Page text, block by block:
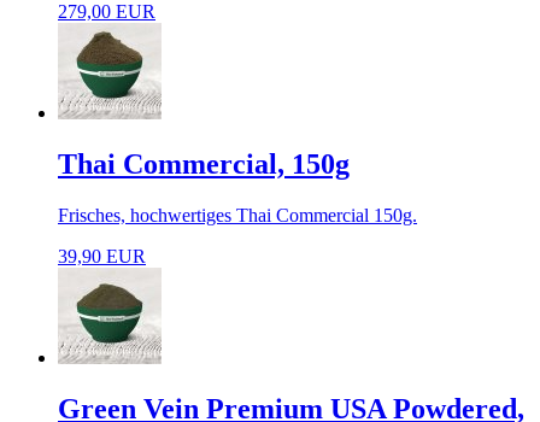
279,00 EUR
Thai Commercial, 150g
Frisches, hochwertiges Thai Commercial 150g.
39,90 EUR
Green Vein Premium USA Powdered,